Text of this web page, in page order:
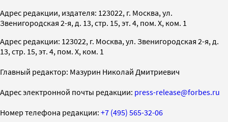
Адрес редакции, издателя: 123022, г. Москва, ул.
Звенигородская 2-я, д. 13, стр. 15, эт. 4, пом. X, ком. 1
Адрес редакции: 123022, г. Москва, ул. Звенигородская 2-я, д.
13, стр. 15, эт. 4, пом. X, ком. 1
Главный редактор: Мазурин Николай Дмитриевич
Адрес электронной почты редакции: press-release@forbes.ru
Номер телефона редакции: +7 (495) 565-32-06